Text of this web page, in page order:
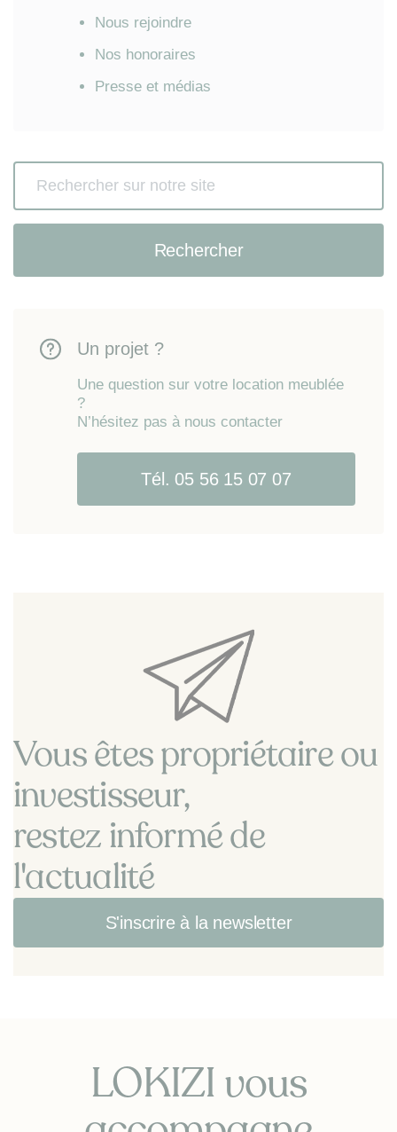
Nous rejoindre
Nos honoraires
Presse et médias
Rechercher
Un projet ?
Une question sur votre location meublée
?
N’hésitez pas à nous contacter
Tél. 05 56 15 07 07
Vous êtes propriétaire ou
investisseur,
restez informé de
l'actualité
S'inscrire à la newsletter
LOKIZI vous